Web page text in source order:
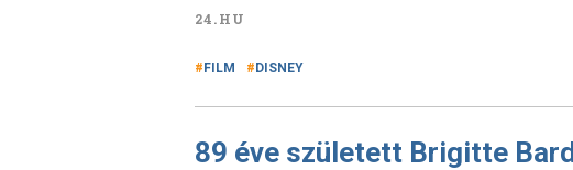
24.HU
FILM DISNEY
89 éve született Brigitte